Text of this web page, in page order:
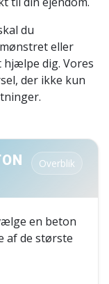
du
eller
dig. Vores
der ikke kun
Overblik
en beton
af de største